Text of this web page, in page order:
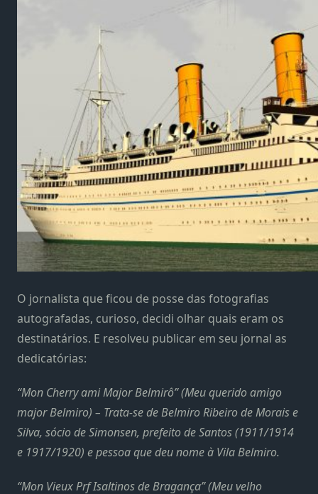
O jornalista que ficou de posse das fotografias
autografadas, curioso, decidi olhar quais eram os
destinatários. E resolveu publicar em seu jornal as
dedicatórias:
“Mon Cherry ami Major Belmirô” (Meu querido amigo
major Belmiro) – Trata-se de Belmiro Ribeiro de Morais e
Silva, sócio de Simonsen, prefeito de Santos (1911/1914
e 1917/1920) e pessoa que deu nome à Vila Belmiro.
“Mon Vieux Prf Isaltinos de Bragança” (Meu velho